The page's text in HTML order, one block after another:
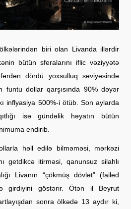
biri olan Livanda illərdir
bütün sferalarını iflic vəziyyətə
dördü yoxsulluq səviyəsində
funtu dollar qarşısında 90% dəyər
inflyasiya 500%-i ötüb. Son aylarda
isə gündəlik həyatın bütün
endirib.
həll edilə bilməməsi, mərkəzi
getdikcə itirməsi, qanunsuz silahlı
Livanın “çökmüş dövlət” (failed
girdiyini göstərir. Ötən il Beyrut
sonra ölkədə 13 aydır ki,